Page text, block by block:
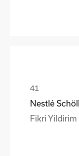
Nestlé
Fikri Yildirim